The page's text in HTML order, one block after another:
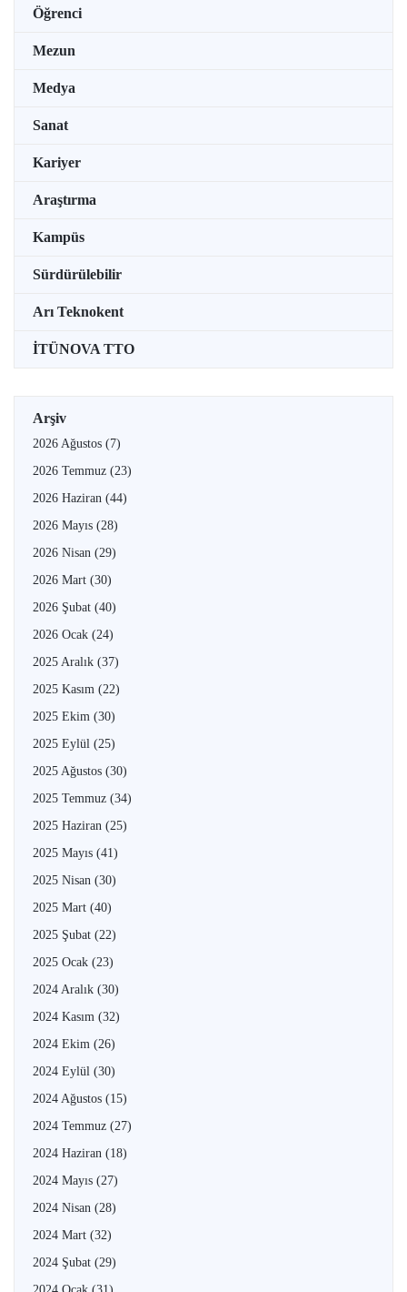
Öğrenci
Mezun
Medya
Sanat
Kariyer
Araştırma
Kampüs
Sürdürülebilir
Arı Teknokent
İTÜNOVA TTO
Arşiv
2026 Ağustos (7)
2026 Temmuz (23)
2026 Haziran (44)
2026 Mayıs (28)
2026 Nisan (29)
2026 Mart (30)
2026 Şubat (40)
2026 Ocak (24)
2025 Aralık (37)
2025 Kasım (22)
2025 Ekim (30)
2025 Eylül (25)
2025 Ağustos (30)
2025 Temmuz (34)
2025 Haziran (25)
2025 Mayıs (41)
2025 Nisan (30)
2025 Mart (40)
2025 Şubat (22)
2025 Ocak (23)
2024 Aralık (30)
2024 Kasım (32)
2024 Ekim (26)
2024 Eylül (30)
2024 Ağustos (15)
2024 Temmuz (27)
2024 Haziran (18)
2024 Mayıs (27)
2024 Nisan (28)
2024 Mart (32)
2024 Şubat (29)